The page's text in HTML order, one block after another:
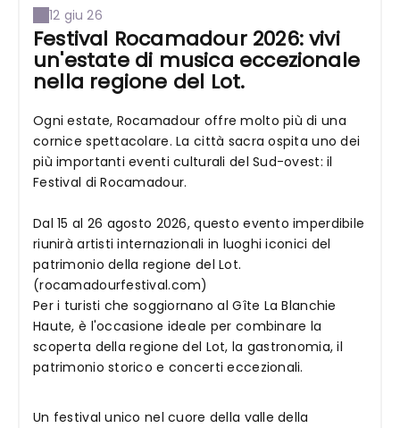
12 giu 26
Festival Rocamadour 2026: vivi
un'estate di musica eccezionale
nella regione del Lot.
Ogni estate, Rocamadour offre molto più di una
cornice spettacolare. La città sacra ospita uno dei
più importanti eventi culturali del Sud-ovest: il
Festival di Rocamadour.
Dal 15 al 26 agosto 2026, questo evento imperdibile
riunirà artisti internazionali in luoghi iconici del
patrimonio della regione del Lot.
(rocamadourfestival.com)
Per i turisti che soggiornano al Gîte La Blanchie
Haute, è l'occasione ideale per combinare la
scoperta della regione del Lot, la gastronomia, il
patrimonio storico e concerti eccezionali.
Un festival unico nel cuore della valle della